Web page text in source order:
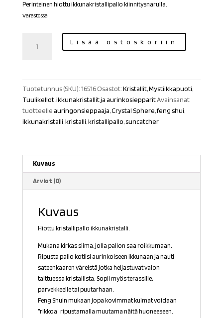
Perinteinen hiottu ikkunakristallipallo kiinnitysnarulla.
Varastossa
Lisää ostoskoriin
Tuotetunnus (SKU):16516 Osastot:Kristallit,Mystiikkapuoti,
Tuulikellot, ikkunakristallit ja aurinkosiepparitAvainsanat
tuotteelleauringonsieppaaja,Crystal Sphere,feng shui,
ikkunakristalli,kristalli,kristallipallo,suncatcher
Kuvaus
Arviot (0)
Kuvaus
Hiottu kristallipallo ikkunakristalli.
Mukana kirkas siima, jolla pallon saa roikkumaan.
Ripusta pallo kotiisi aurinkoiseen ikkunaan ja nauti
sateenkaaren väreistä jotka heijastuvat valon
taittuessa kristallista. Sopii myös terassille,
parvekkeelle tai puutarhaan.
Feng Shuin mukaan jopa kovimmat kulmat voidaan
”rikkoa” ripustamalla muutama näitä huoneeseen.